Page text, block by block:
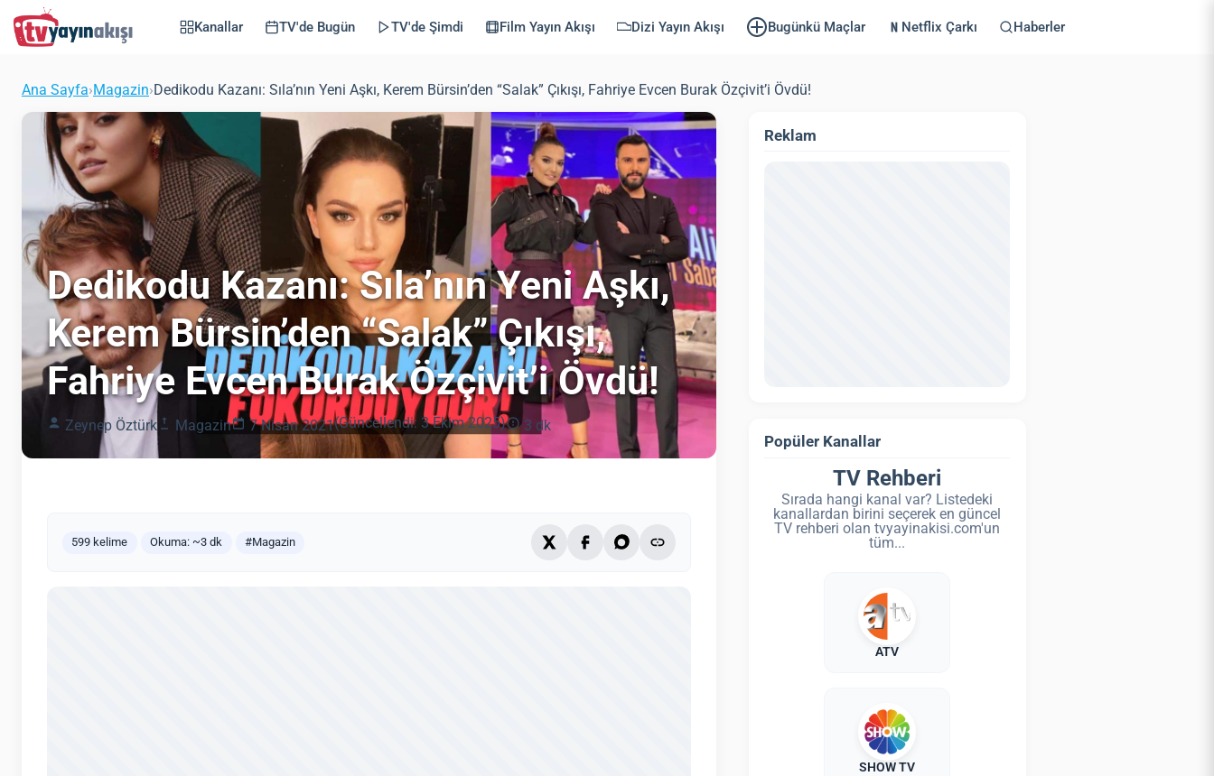
Kanallar TV'de Bugün TV'de Şimdi Film Yayın Akışı Dizi Yayın Akışı Bugünkü Maçlar Netflix Çarkı Haberler
Ana Sayfa›Magazin›Dedikodu Kazanı: Sıla’nın Yeni Aşkı, Kerem Bürsin’den “Salak” Çıkışı, Fahriye Evcen Burak Özçivit’i Övdü!
Dedikodu Kazanı: Sıla’nın Yeni Aşkı,
Kerem Bürsin’den “Salak” Çıkışı,
Fahriye Evcen Burak Özçivit’i Övdü!
Zeynep Öztürk Magazin 7 Nisan 2021(Güncellendi: 3 Ekim 2025) 3 dk
599 kelime Okuma: ~3 dk #Magazin
Reklam
Popüler Kanallar
TV Rehberi
Sırada hangi kanal var? Listedeki
kanallardan birini seçerek en güncel
TV rehberi olan tvyayinakisi.com'un
tüm...
ATV
SHOW TV